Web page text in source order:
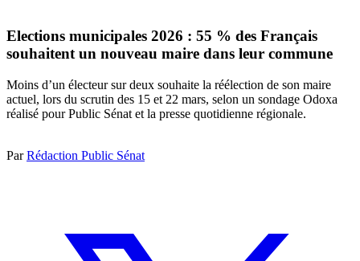
Elections municipales 2026 : 55 % des Français
souhaitent un nouveau maire dans leur commune
Moins d’un électeur sur deux souhaite la réélection de son maire
actuel, lors du scrutin des 15 et 22 mars, selon un sondage Odoxa
réalisé pour Public Sénat et la presse quotidienne régionale.
ParRédaction Public Sénat